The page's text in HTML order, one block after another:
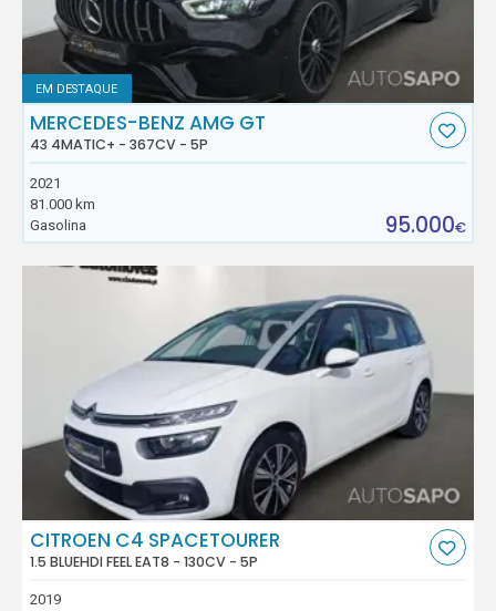
EM DESTAQUE
MERCEDES-BENZ AMG GT
43 4MATIC+ - 367CV - 5P
2021
81.000 km
Gasolina
95.000€
CITROEN C4 SPACETOURER
1.5 BLUEHDI FEEL EAT8 - 130CV - 5P
2019